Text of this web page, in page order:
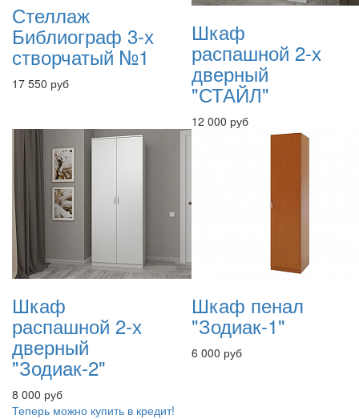
Стеллаж
Библиограф 3-х
створчатый №1
17 550 руб
Шкаф
распашной 2-х
дверный
"СТАЙЛ"
12 000 руб
Шкаф
распашной 2-х
дверный
"Зодиак-2"
8 000 руб
Шкаф пенал
"Зодиак-1"
6 000 руб
Теперь можно купить в кредит!